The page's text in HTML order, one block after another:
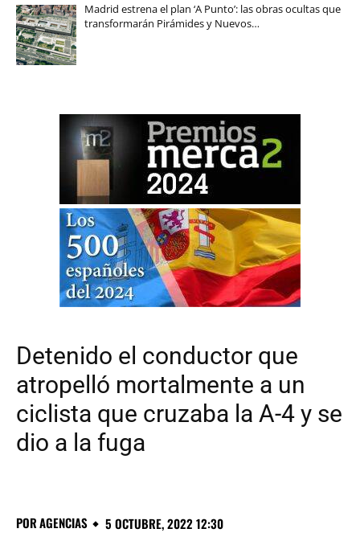
Madrid estrena el plan ‘A Punto’: las obras ocultas que
transformarán Pirámides y Nuevos…
Detenido el conductor que
atropelló mortalmente a un
ciclista que cruzaba la A-4 y se
dio a la fuga
PORAGENCIAS 5 OCTUBRE, 2022 12:30